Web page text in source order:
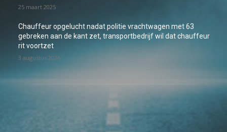
25 maart 2025
Chauffeur opgelucht nadat politie vrachtwagen met 63
gebreken aan de kant zet, transportbedrijf wil dat chauffeur
rit voortzet
3 augustus 2026